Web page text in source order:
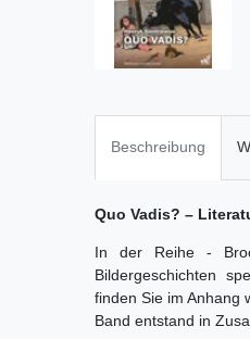
Beschreibung
Quo Vadis? –
In der Reihe -
Bildergeschichten
finden Sie im Anhang
Band entstand in